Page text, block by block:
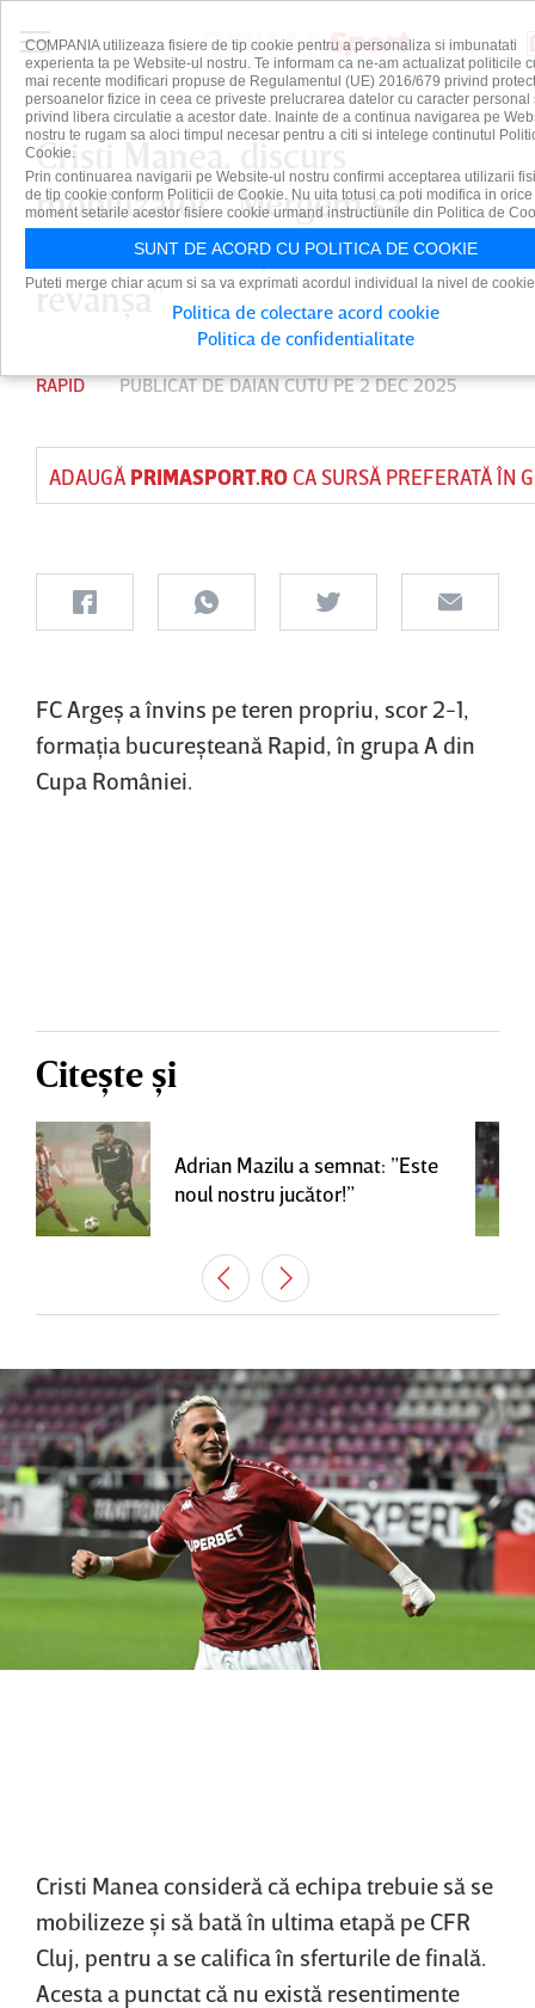
Cristi Manea, discurs
mobilizator. ”Mergem să
batem CFR Cluj să ne luăm
revanşa”
RAPID PUBLICAT DEDAIAN CUTUPE 2 DEC 2025
ADAUGĂ PRIMASPORT.ROCA SURSĂ PREFERATĂ ÎN
FC Argeş a învins pe teren propriu, scor 2-1,
formaţia bucureşteană Rapid, în grupa A din
Cupa României.
Citește și
Adrian Mazilu a semnat: ”Este
noul nostru jucător!”
Cristi Manea consideră că echipa trebuie să se
mobilizeze şi să bată în ultima etapă pe CFR
Cluj, pentru a se califica în sferturile de finală.
Acesta a punctat că nu există resentimente
COMPANIA utilizeaza fisiere de tip cookie pentru a personaliza si imbunatati
experienta ta pe Website-ul nostru. Te informam ca ne-am actualizat politicile
mai recente modificari propuse de Regulamentul (UE) 2016/679 privind
persoanelor fizice in ceea ce priveste prelucrarea datelor cu caracter personal
privind libera circulatie a acestor date. Inainte de a continua navigarea pe
nostru te rugam sa aloci timpul necesar pentru a citi si intelege continutul
Cookie.
Prin continuarea navigarii pe Website-ul nostru confirmi acceptarea utilizarii
de tip cookie conform Politicii de Cookie. Nu uita totusi ca poti modifica in orice
moment setarile acestor fisiere cookie urmand instructiunile din Politica de
SUNT DE ACORD CU POLITICA DE COOKIE
Puteti merge chiar acum si sa va exprimati acordul individual la nivel de
Politica de colectare acord cookie
Politica de confidentialitate